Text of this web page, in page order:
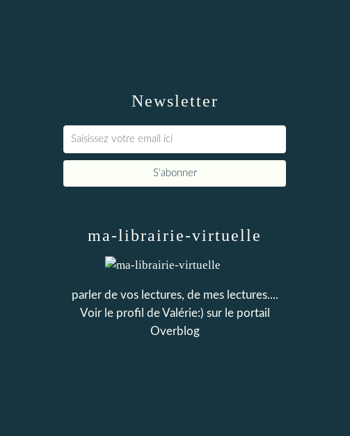
Newsletter
ma-librairie-virtuelle
parler de vos lectures, de mes lectures....
Voir le profil deValérie:) sur le portail
Overblog